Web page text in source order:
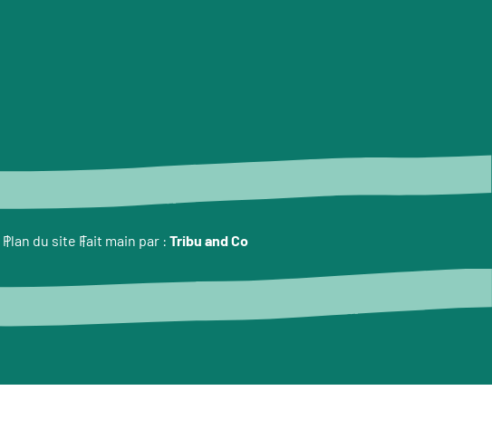
Plan du site Fait main par : Tribu and Co